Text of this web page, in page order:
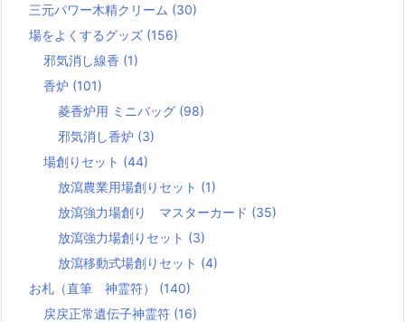
三元パワー木精クリーム (30)
場をよくするグッズ (156)
邪気消し線香 (1)
香炉 (101)
菱香炉用 ミニバッグ (98)
邪気消し香炉 (3)
場創りセット (44)
放瀉農業用場創りセット (1)
放瀉強力場創り マスターカード (35)
放瀉強力場創りセット (3)
放瀉移動式場創りセット (4)
お札（直筆 神霊符） (140)
戻戻正常遺伝子神霊符 (16)